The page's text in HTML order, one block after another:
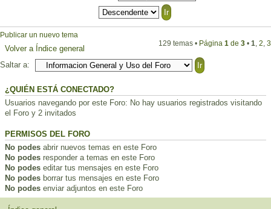
Publicar un nuevo tema
129 temas • Página 1 de 3 • 1, 2, 3
Volver a Índice general
Saltar a:
¿QUIÉN ESTÁ CONECTADO?
Usuarios navegando por este Foro: No hay usuarios registrados visitando
el Foro y 2 invitados
PERMISOS DEL FORO
No podes abrir nuevos temas en este Foro
No podes responder a temas en este Foro
No podes editar tus mensajes en este Foro
No podes borrar tus mensajes en este Foro
No podes enviar adjuntos en este Foro